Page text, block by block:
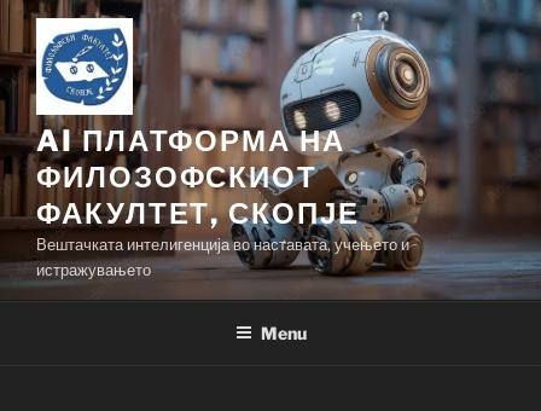
Skip
content
AI ПЛАТФОРМА НА
ФИЛОЗОФСКИОТ
ФАКУЛТЕТ, СКОПЈЕ
Вештачката интелигенција во наставата, учењето и
истражувањето
Menu